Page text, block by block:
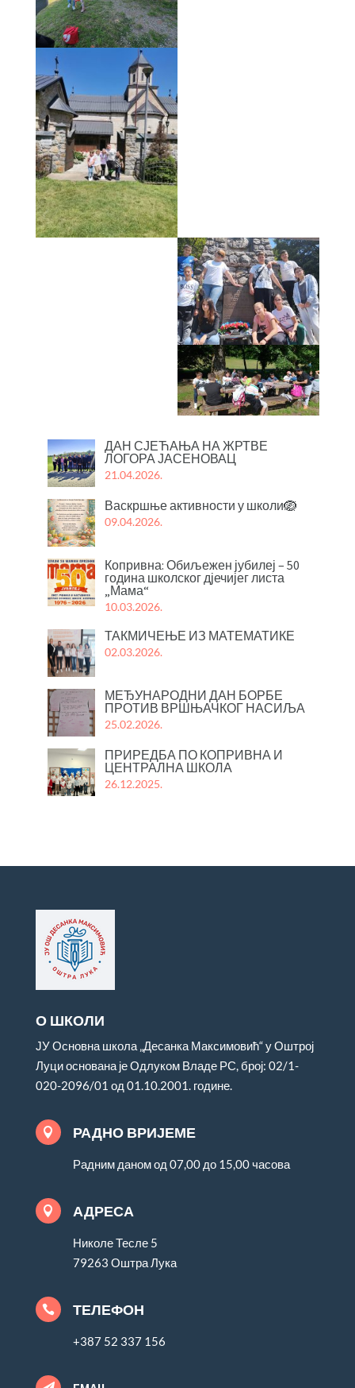
ДАН СЈЕЋАЊА НА ЖРТВЕ
ЛОГОРА ЈАСЕНОВАЦ
21.04.2026.
Васкршње активности у школи🪺
09.04.2026.
Копривна: Обиљежен јубилеј – 50
година школског дјечијег листа
„Мама“
10.03.2026.
ТАКМИЧЕЊЕ ИЗ МАТЕМАТИКЕ
02.03.2026.
МЕЂУНАРОДНИ ДАН БОРБЕ
ПРОТИВ ВРШЊАЧКОГ НАСИЉА
25.02.2026.
ПРИРЕДБА ПО КОПРИВНА И
ЦЕНТРАЛНА ШКОЛА
26.12.2025.
О ШКОЛИ
ЈУ Основна школа „Десанка Максимовић“ у Оштрој
Луци основана је Одлуком Владе РС, број: 02/1-
020-2096/01 од 01.10.2001. године.
 РАДНО ВРИЈЕМЕ
Радним даном од 07,00 до 15,00 часова
 АДРЕСА
Николе Тесле 5
79263 Оштра Лука
 ТЕЛЕФОН
+387 52 337 156